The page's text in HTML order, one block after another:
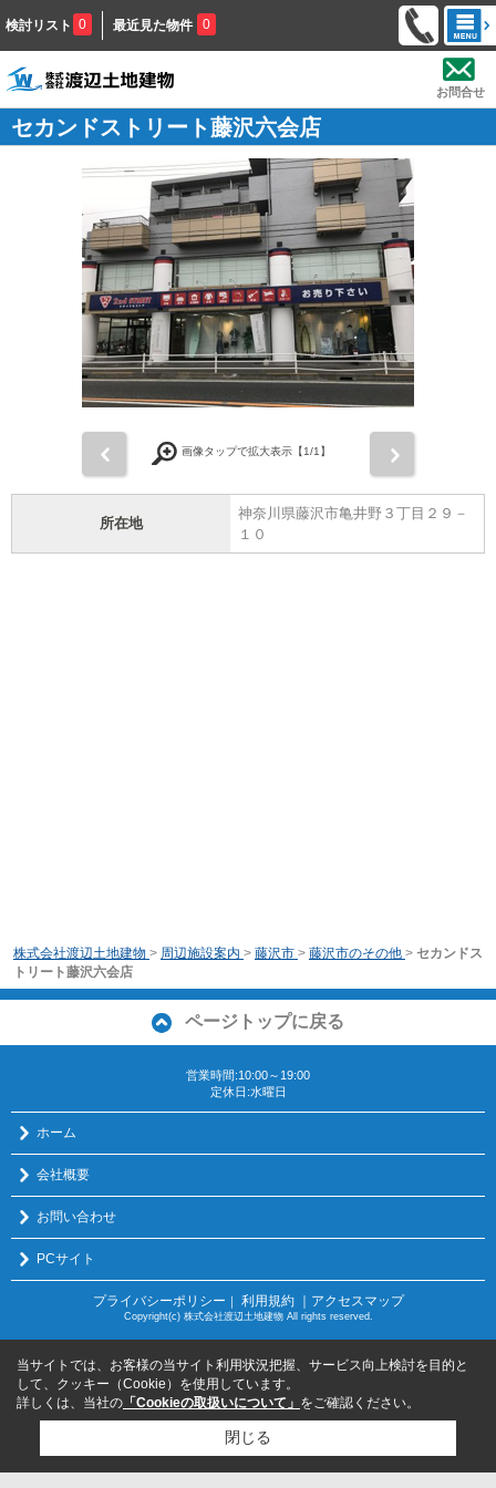
検討リスト 0 最近見た物件 0
お問合せ
セカンドストリート藤沢六会店
画像タップで拡大表示【1/1】
所在地
神奈川県藤沢市亀井野３丁目２９－
１０
株式会社渡辺土地建物 > 周辺施設案内 > 藤沢市 > 藤沢市のその他 > セカンドス
トリート藤沢六会店
ページトップに戻る
営業時間:10:00～19:00
定休日:水曜日
ホーム
会社概要
お問い合わせ
PCサイト
プライバシーポリシー ｜ 利用規約 ｜アクセスマップ
Copyright(c) 株式会社渡辺土地建物 All rights reserved.
当サイトでは、お客様の当サイト利用状況把握、サービス向上検討を目的と
して、クッキー（Cookie）を使用しています。
詳しくは、当社の 「Cookieの取扱いについて」 をご確認ください。
閉じる